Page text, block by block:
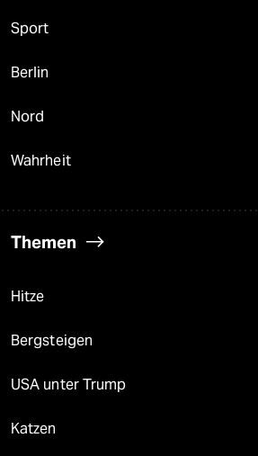
Sport
Berlin
Nord
Wahrheit
Themen
Hitze
Bergsteigen
USA unter Trump
Katzen